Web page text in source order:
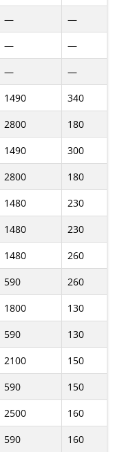
—
—
—
—
—
—
1490
340
2800
180
1490
300
2800
180
1480
230
1480
230
1480
260
590
260
1800
130
590
130
2100
150
590
150
2500
160
590
160